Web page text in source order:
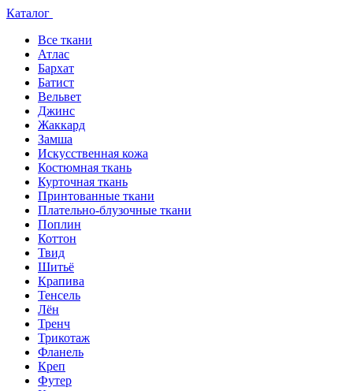
Каталог
Все ткани
Атлас
Бархат
Батист
Вельвет
Джинс
Жаккард
Замша
Искусственная кожа
Костюмная ткань
Курточная ткань
Принтованные ткани
Плательно-блузочные ткани
Поплин
Коттон
Твид
Шитьё
Крапива
Тенсель
Лён
Тренч
Трикотаж
Фланель
Креп
Футер